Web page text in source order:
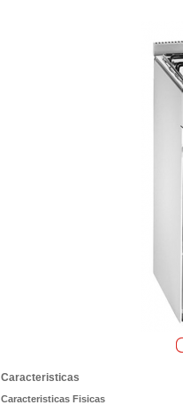
Caracteristicas
Caracteristicas Fisicas